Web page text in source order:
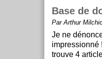
Base de
Par Arthur
Je ne
impressionné
trouve 4